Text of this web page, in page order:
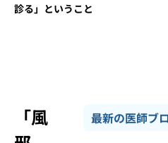
診る」ということ
「風
最新の医師ブ